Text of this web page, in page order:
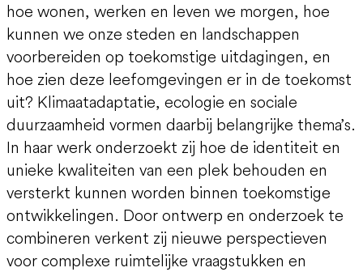
hoe wonen, werken en leven we morgen, hoe
kunnen we onze steden en landschappen
voorbereiden op toekomstige uitdagingen, en
hoe zien deze leefomgevingen er in de toekomst
uit? Klimaatadaptatie, ecologie en sociale
duurzaamheid vormen daarbij belangrijke thema’s.
In haar werk onderzoekt zij hoe de identiteit en
unieke kwaliteiten van een plek behouden en
versterkt kunnen worden binnen toekomstige
ontwikkelingen. Door ontwerp en onderzoek te
combineren verkent zij nieuwe perspectieven
voor complexe ruimtelijke vraagstukken en